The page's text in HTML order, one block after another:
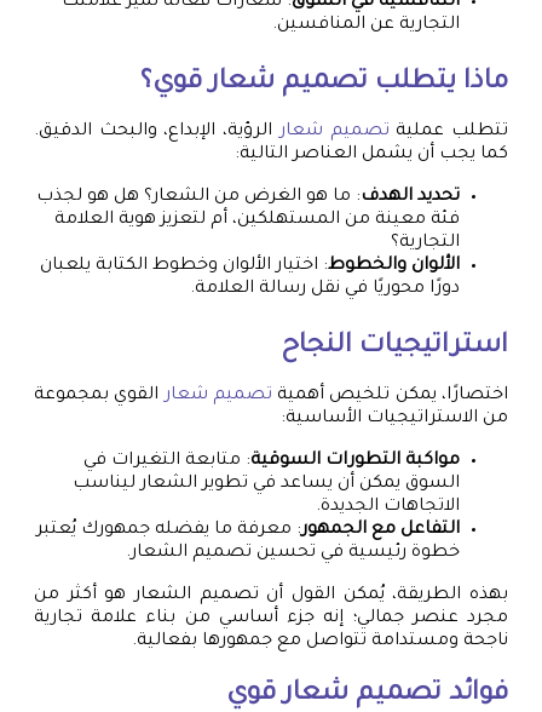
التجارية عن المنافسين.
ماذا يتطلب تصميم شعارقوي؟
تتطلب عملية تصميم شعارالرؤية، الإبداع، والبحث الدقيق.
كما يجب أن يشمل العناصر التالية:
تحديد الهدف: ما هو الغرض من الشعار؟ هل هو لجذب
فئة معينة من المستهلكين، أم لتعزيز هوية العلامة
التجارية؟
الألوان والخطوط: اختيار الألوان وخطوط الكتابة يلعبان
دورًا محوريًا في نقل رسالة العلامة.
استراتيجيات النجاح
اختصارًا، يمكن تلخيص أهمية تصميم شعارالقوي بمجموعة
من الاستراتيجيات الأساسية:
مواكبة التطورات السوقية: متابعة التغيرات في
السوق يمكن أن يساعد في تطوير الشعار ليناسب
الاتجاهات الجديدة.
التفاعل مع الجمهور: معرفة ما يفضله جمهورك يُعتبر
خطوة رئيسية في تحسين تصميم الشعار.
بهذه الطريقة، يُمكن القول أن تصميم الشعار هو أكثر من
مجرد عنصر جمالي؛ إنه جزء أساسي من بناء علامة تجارية
ناجحة ومستدامة تتواصل مع جمهورها بفعالية.
فوائد تصميم شعارقوي